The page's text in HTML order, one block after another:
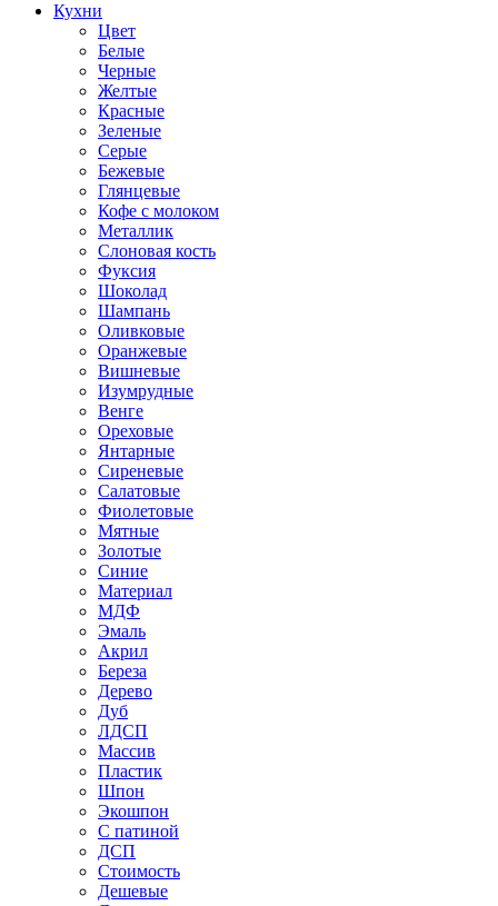
Кухни
Цвет
Белые
Черные
Желтые
Красные
Зеленые
Серые
Бежевые
Глянцевые
Кофе с молоком
Металлик
Слоновая кость
Фуксия
Шоколад
Шампань
Оливковые
Оранжевые
Вишневые
Изумрудные
Венге
Ореховые
Янтарные
Сиреневые
Салатовые
Фиолетовые
Мятные
Золотые
Синие
Материал
МДФ
Эмаль
Акрил
Береза
Дерево
Дуб
ЛДСП
Массив
Пластик
Шпон
Экошпон
С патиной
ДСП
Стоимость
Дешевые